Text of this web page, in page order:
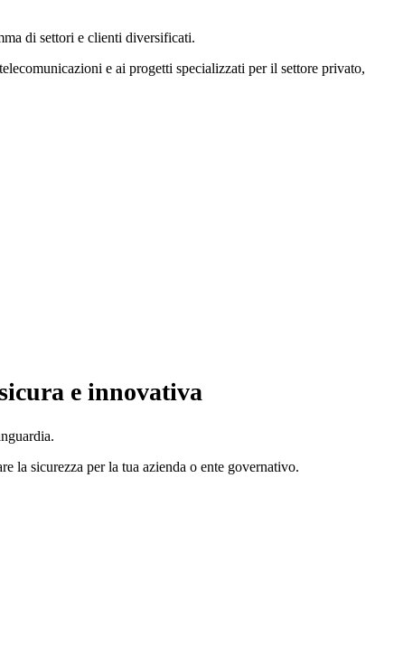
di settori e clienti diversificati.
e ai progetti specializzati per il settore privato,
e innovativa
la sicurezza per la tua azienda o ente governativo.